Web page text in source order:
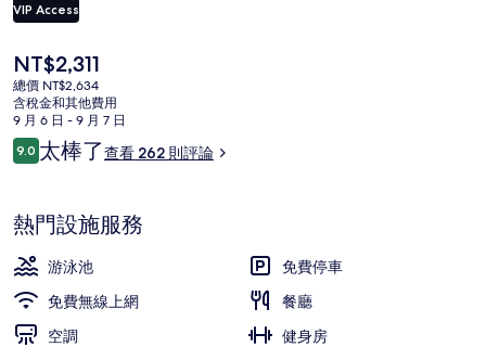
VIP Access
目
前
的
價
格
是
NT$2,311
總價 NT$2,634
含稅金和其他費用
9 月 6 日 - 9 月 7 日
評
論
9.09.0 分，滿分 10 分，
太棒了查看 262 則評論
熱門設施服務
游泳池
免費停車
免費無線上網
餐廳
空調
健身房